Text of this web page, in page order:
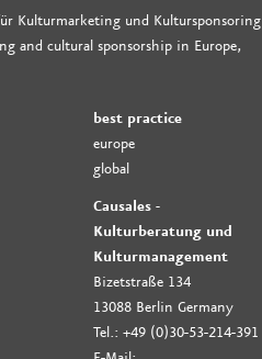
Kulturmarketing und Kultursponsoring
and cultural sponsorship in Europe,
best practice
europe
global
Causales -
Kulturberatung und
Kulturmanagement
Bizetstraße 134
13088 Berlin Germany
Tel.: +49 (0)30-53-214-391